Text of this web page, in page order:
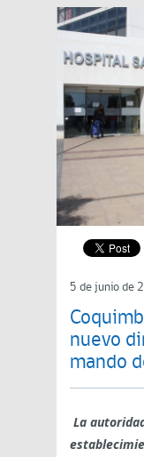
5 de junio de
nuevo
mando
La